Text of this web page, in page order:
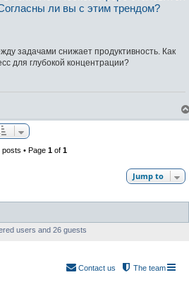
ли вы с этим трендом?
задачами снижает продуктивность. Как
для глубокой концентрации?
posts • Page 1of 1
Jump to
users and 26 guests
The team
Contact us